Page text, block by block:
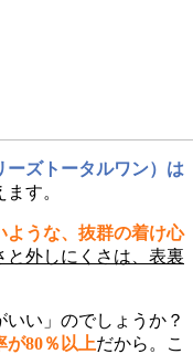
ーズトータルワン）は
す。
ような、抜群の着け心
と外しにくさは、表裏
い」のでしょうか？
が80％以上だから。こ